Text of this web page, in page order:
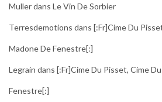
Mullerdans Le Vin De Sorbier
Terresdemotions dans [:fr]Cime Du
Madone De Fenestre[:]
Legrain dans [:fr]Cime Du Pisset, Cime
Fenestre[:]